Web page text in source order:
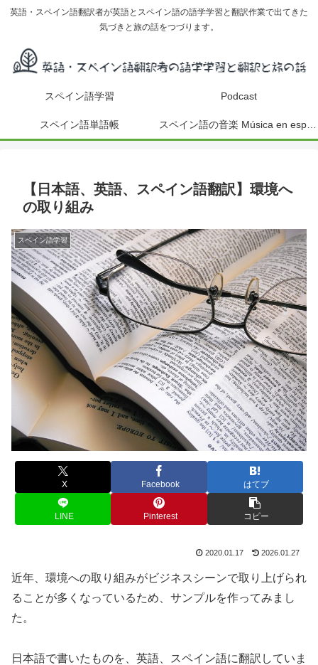
英語・スペイン語翻訳者が英語とスペイン語の語学学習と翻訳作業で出てきた
気づきと旅の話をつづります。
スペイン語学習 Podcast
スペイン語単語帳
【日本語、英語、スペイン語翻訳】環境へ
の取り組み
スペイン語学習
X Facebook はてブ
LINE Pinterest コピー
2020.01.17 2026.01.27
近年、環境への取り組みがビジネスシーンで取り上げられ
ることが多くなっているため、サンプルを作ってみまし
た。
日本語で書いたものを、英語、スペイン語に翻訳していま